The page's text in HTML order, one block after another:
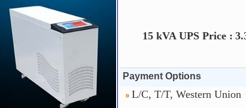
15 kVA UPS Price :
Payment Options
L/C, T/T, Western Union